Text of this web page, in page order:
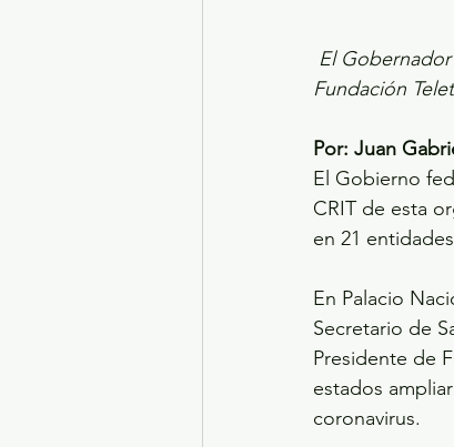
El
Fundación
Por: Juan
El Gobierno
CRIT de esta
en 21
En Palacio
Secretario de
Presidente de
estados
coronavirus.